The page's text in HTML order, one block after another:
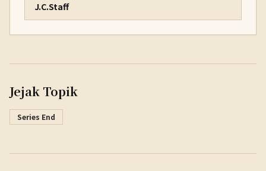
J.C.Staff
Jejak Topik
Series End